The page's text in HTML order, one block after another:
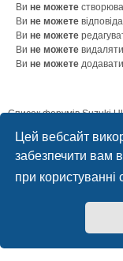
Цей вебсайт
забезпечити вам
при користуванні
Ви не можете
Ви не можете
Ви не можете
Ви не можете
Ви не можете
Список форумів Suzuki
Працює наphpBB® Forum
Конфіденційність|Умови